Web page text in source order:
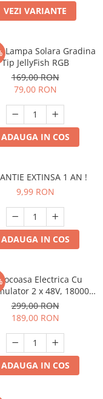
VEZI VARIANTE
Lampa Solara Gradina
Tip JellyFish RGB
169,00 RON
79,00 RON
ADAUGA IN COS
EXTINSA 1 AN !
9,99 RON
ADAUGA IN COS
Electrica Cu
2 x 48V, 18000
Extensibila + 9 Accesorii
299,00 RON
189,00 RON
ADAUGA IN COS